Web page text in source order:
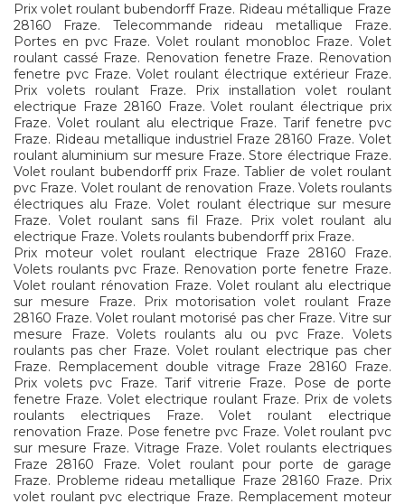
Prix volet roulant bubendorff Fraze. Rideau métallique Fraze
28160 Fraze. Telecommande rideau metallique Fraze.
Portes en pvc Fraze. Volet roulant monobloc Fraze. Volet
roulant cassé Fraze. Renovation fenetre Fraze. Renovation
fenetre pvc Fraze. Volet roulant électrique extérieur Fraze.
Prix volets roulant Fraze. Prix installation volet roulant
electrique Fraze 28160 Fraze. Volet roulant électrique prix
Fraze. Volet roulant alu electrique Fraze. Tarif fenetre pvc
Fraze. Rideau metallique industriel Fraze 28160 Fraze. Volet
roulant aluminium sur mesure Fraze. Store électrique Fraze.
Volet roulant bubendorff prix Fraze. Tablier de volet roulant
pvc Fraze. Volet roulant de renovation Fraze. Volets roulants
électriques alu Fraze. Volet roulant électrique sur mesure
Fraze. Volet roulant sans fil Fraze. Prix volet roulant alu
electrique Fraze. Volets roulants bubendorff prix Fraze.
Prix moteur volet roulant electrique Fraze 28160 Fraze.
Volets roulants pvc Fraze. Renovation porte fenetre Fraze.
Volet roulant rénovation Fraze. Volet roulant alu electrique
sur mesure Fraze. Prix motorisation volet roulant Fraze
28160 Fraze. Volet roulant motorisé pas cher Fraze. Vitre sur
mesure Fraze. Volets roulants alu ou pvc Fraze. Volets
roulants pas cher Fraze. Volet roulant electrique pas cher
Fraze. Remplacement double vitrage Fraze 28160 Fraze.
Prix volets pvc Fraze. Tarif vitrerie Fraze. Pose de porte
fenetre Fraze. Volet electrique roulant Fraze. Prix de volets
roulants electriques Fraze. Volet roulant electrique
renovation Fraze. Pose fenetre pvc Fraze. Volet roulant pvc
sur mesure Fraze. Vitrage Fraze. Volet roulants electriques
Fraze 28160 Fraze. Volet roulant pour porte de garage
Fraze. Probleme rideau metallique Fraze 28160 Fraze. Prix
volet roulant pvc electrique Fraze. Remplacement moteur